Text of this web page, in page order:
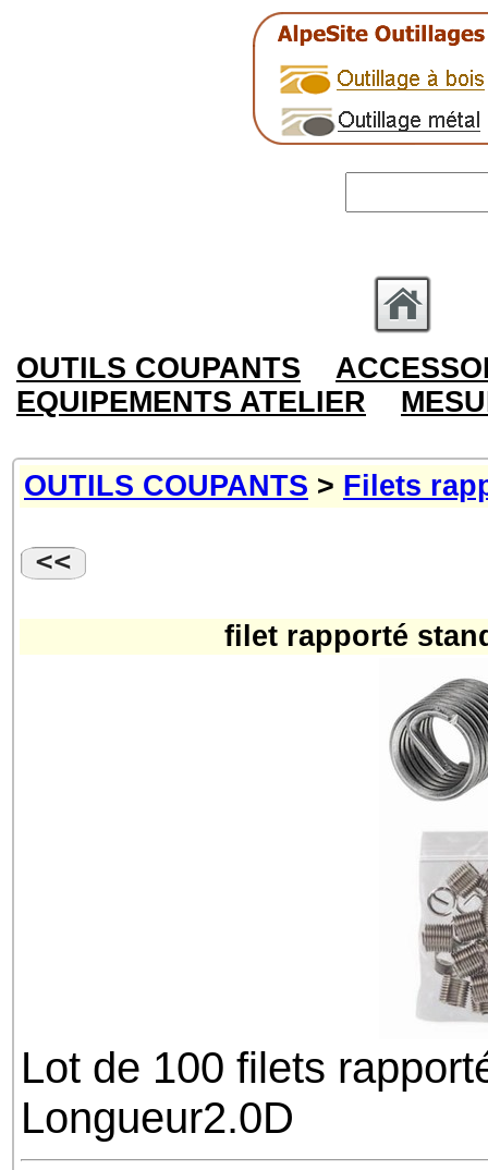
OUTILS COUPANTS
EQUIPEMENTS ATELIER
OUTILS COUPANTS > Filets
filet rapporté
Lot de 100 filets
Longueur2.0D